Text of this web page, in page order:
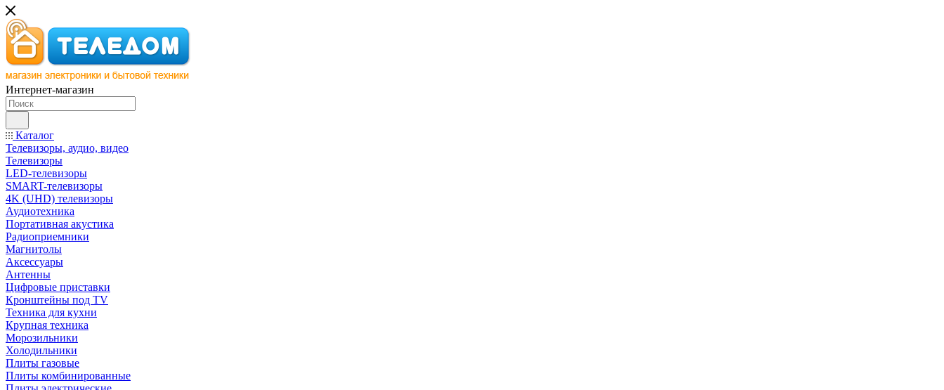
Интернет-магазин
Каталог
Телевизоры, аудио, видео
Телевизоры
LED-телевизоры
SMART-телевизоры
4K (UHD) телевизоры
Аудиотехника
Портативная акустика
Радиоприемники
Магнитолы
Аксессуары
Антенны
Цифровые приставки
Кронштейны под TV
Техника для кухни
Крупная техника
Морозильники
Холодильники
Плиты газовые
Плиты комбинированные